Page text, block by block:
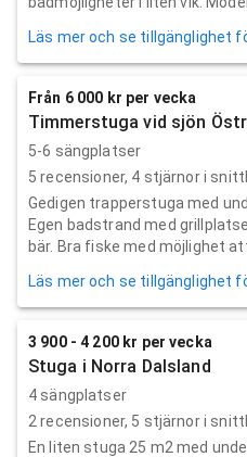
Läs mer och se tillgänglighet
Från 6 000 kr per vecka
Timmerstuga vid sjön
5-6 sängplatser
5 recensioner, 4 stjärnor i
Gedigen trapperstuga med
Egen badstrand med
bär. Bra fiske med möjlighet att
Läs mer och se tillgänglighet
3 900 - 4 200 kr per vecka
Stuga i Norra Dalsland
4 sängplatser
2 recensioner, 5 stjärnor i
En liten stuga 25 m2 med